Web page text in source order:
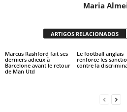
Maria
ARTIGOS RELACIONADOS
Marcus Rashford fait ses
derniers adieux à
Barcelone avant le retour
de Man Utd
Le football anglais
renforce les
contre la